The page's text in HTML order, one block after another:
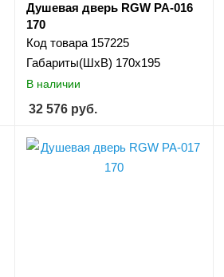
Душевая дверь RGW PA-016
170
Код товара 157225
Габариты(ШхВ) 170х195
В наличии
32 576 руб.